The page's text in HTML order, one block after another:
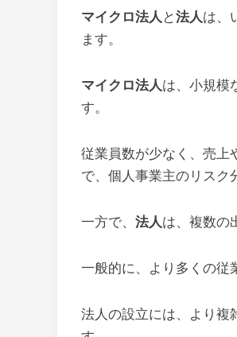
マイクロ法人 と法人は、
ます。
マイクロ法人は、小規模
す。
従業員数が少なく、売上
で、個人事業主のリスク
一方で、 法人は、複数の
一般的に、より多くの従
法人の設立には、より複